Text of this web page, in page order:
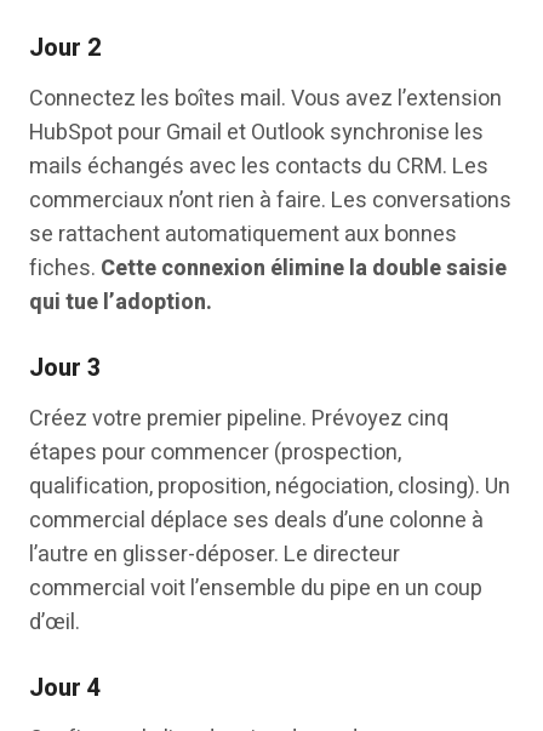
Jour 2
Connectez les boîtes mail. Vous avez l’extension
HubSpot pour Gmail et Outlook synchronise les
mails échangés avec les contacts du CRM. Les
commerciaux n’ont rien à faire. Les conversations
se rattachent automatiquement aux bonnes
fiches. Cette connexion élimine la double saisie
qui tue l’adoption.
Jour 3
Créez votre premier pipeline. Prévoyez cinq
étapes pour commencer (prospection,
qualification, proposition, négociation, closing). Un
commercial déplace ses deals d’une colonne à
l’autre en glisser-déposer. Le directeur
commercial voit l’ensemble du pipe en un coup
d’œil.
Jour 4